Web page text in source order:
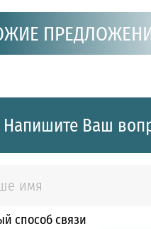
Напишите Ваш
способ связи